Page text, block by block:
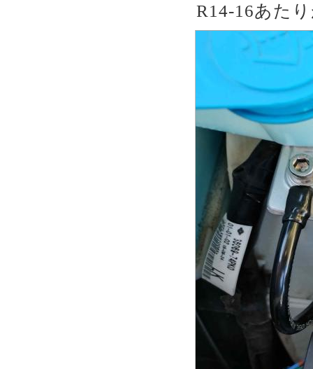
R14-16あた